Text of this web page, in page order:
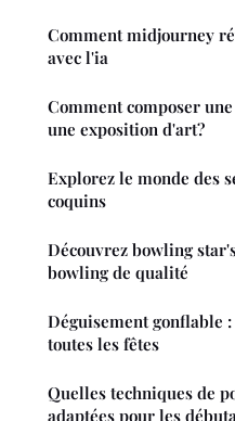
Comment midjourney
avec l'ia
Comment composer
une exposition d'art?
Explorez le monde des
coquins
Découvrez bowling
bowling de qualité
Déguisement gonflable
toutes les fêtes
Quelles techniques de
adaptées pour les